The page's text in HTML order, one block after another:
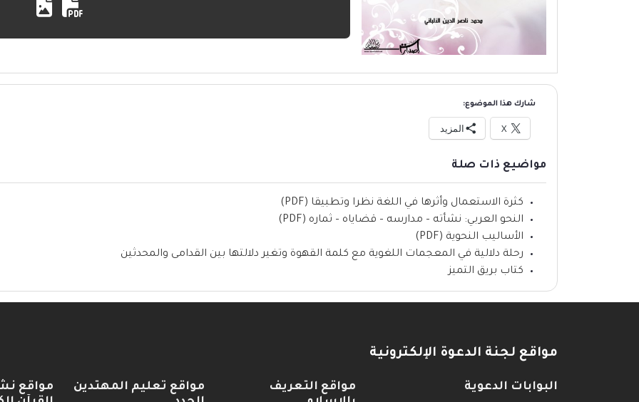
شارك هذا الموضوع:
X المزيد
مواضيع ذات صلة
كثرة الاستعمال وأثرها في اللغة نظرا وتطبيقا (PDF)
النحو العربي: نشأته – مدارسه – قضاياه – ثماره (PDF)
الأساليب النحوية (PDF)
رحلة دلالية في المعجمات اللغوية مع كلمة القهوة وتغير دلالتها بين القدامى والمحدثين
كتاب بريق التميز
مواقع لجنة الدعوة الإلكترونية
البوابات الدعوية
مواقع التعريف
مواقع تعليم المهتدين
مواقع